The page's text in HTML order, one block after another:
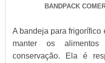
BANDPACK
A bandeja para frigorífico
manter os
conservação. Ela é